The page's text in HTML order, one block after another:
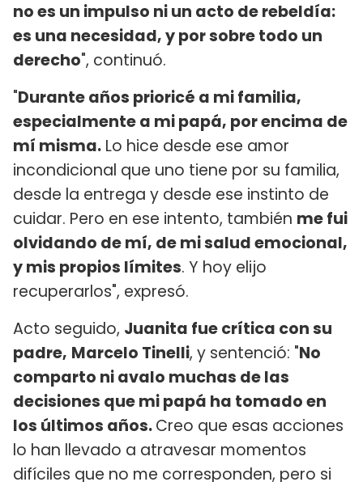
no es un impulso ni un acto de rebeldía:
es una necesidad, y por sobre todo un
derecho", continuó.
"Durante años prioricé a mi familia,
especialmente a mi papá, por encima de
mí misma. Lo hice desde ese amor
incondicional que uno tiene por su familia,
desde la entrega y desde ese instinto de
cuidar. Pero en ese intento, también me fui
olvidando de mí, de mi salud emocional,
y mis propios límites. Y hoy elijo
recuperarlos", expresó.
Acto seguido, Juanita fue crítica con su
padre, Marcelo Tinelli, y sentenció: "No
comparto ni avalo muchas de las
decisiones que mi papá ha tomado en
los últimos años.Creo que esas acciones
lo han llevado a atravesar momentos
difíciles que no me corresponden, pero si